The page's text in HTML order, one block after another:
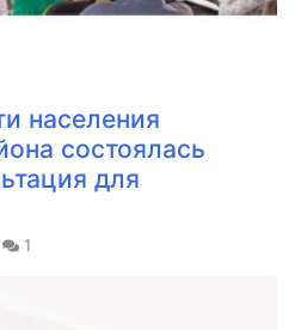
населения
состоялась
для
1